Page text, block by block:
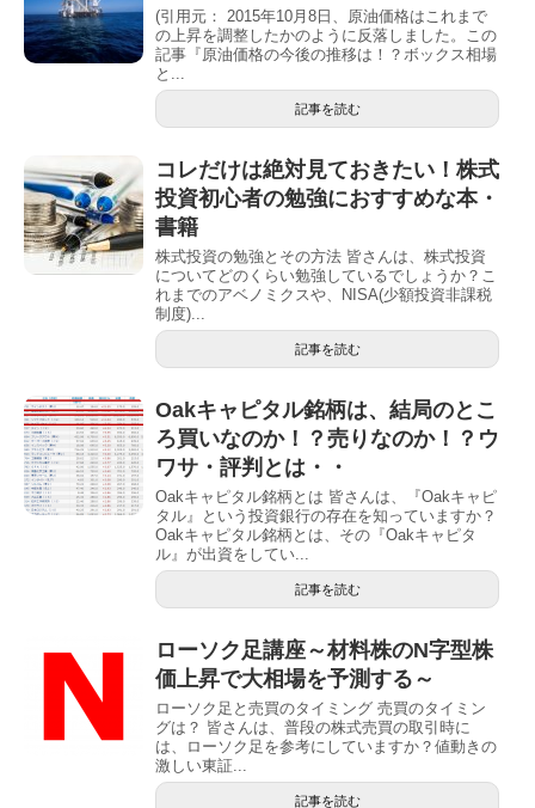
(引用元： 2015年10月8日、原油価格はこれまで
の上昇を調整したかのように反落しました。この
記事『原油価格の今後の推移は！？ボックス相場
と...
記事を読む
コレだけは絶対見ておきたい！株式
投資初心者の勉強におすすめな本・
書籍
株式投資の勉強とその方法 皆さんは、株式投資
についてどのくらい勉強しているでしょうか？こ
れまでのアベノミクスや、NISA(少額投資非課税
制度)...
記事を読む
Oakキャピタル銘柄は、結局のとこ
ろ買いなのか！？売りなのか！？ウ
ワサ・評判とは・・
Oakキャピタル銘柄とは 皆さんは、『Oakキャピ
タル』という投資銀行の存在を知っていますか？
Oakキャピタル銘柄とは、その『Oakキャピタ
ル』が出資をしてい...
記事を読む
ローソク足講座～材料株のN字型株
価上昇で大相場を予測する～
ローソク足と売買のタイミング 売買のタイミン
グは？ 皆さんは、普段の株式売買の取引時に
は、ローソク足を参考にしていますか？値動きの
激しい東証...
記事を読む